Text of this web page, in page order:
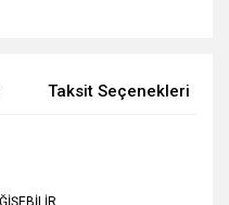
Taksit Seçenekleri
...